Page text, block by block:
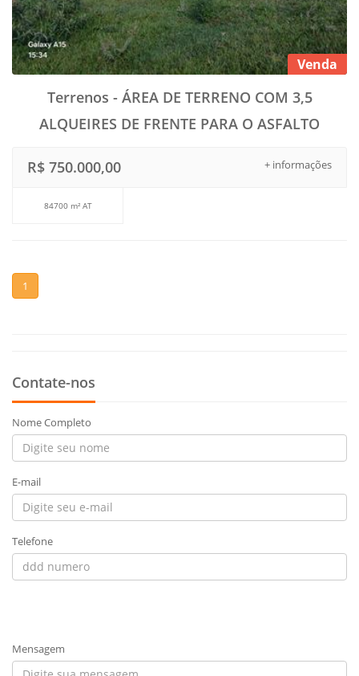
Venda
Terrenos - ÁREA DE TERRENO COM 3,5
ALQUEIRES DE FRENTE PARA O ASFALTO
+ informações
R$ 750.000,00
84700 m² AT
1
Contate-nos
Nome Completo
E-mail
Telefone
Mensagem